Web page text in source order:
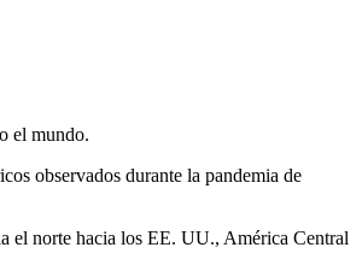
el mundo.
observados durante la pandemia de
el norte hacia los EE. UU., América Central